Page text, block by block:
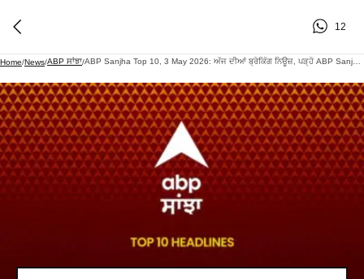
12
Home/News/ABP ਸਾਂਝਾ/